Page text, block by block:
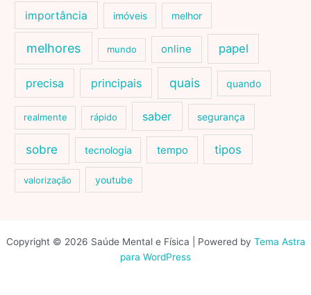
importância imóveis melhor
melhores mundo online papel
precisa principais quais quando
realmente rápido saber segurança
sobre tecnologia tempo tipos
valorização youtube
Copyright © 2026 Saúde Mental e Física | Powered by Tema Astra
para WordPress